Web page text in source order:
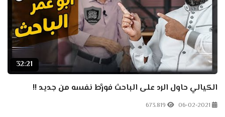
32:21
الكيالي حاول الرد على الباحث فورَّط نفسه من جديد !!
06-02-2021
673.819